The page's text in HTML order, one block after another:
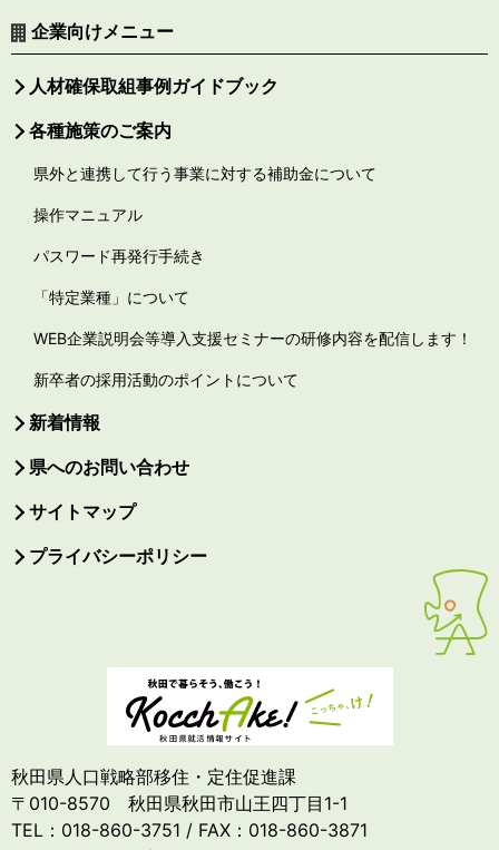
企業向けメニュー
人材確保取組事例ガイドブック
各種施策のご案内
県外と連携して行う事業に対する補助金について
操作マニュアル
パスワード再発行手続き
「特定業種」について
WEB企業説明会等導入支援セミナーの研修内容を配信します！
新卒者の採用活動のポイントについて
新着情報
県へのお問い合わせ
サイトマップ
プライバシーポリシー
秋田県人口戦略部移住・定住促進課
〒010-8570 秋田県秋田市山王四丁目1-1
TEL：018-860-3751 / FAX：018-860-3871